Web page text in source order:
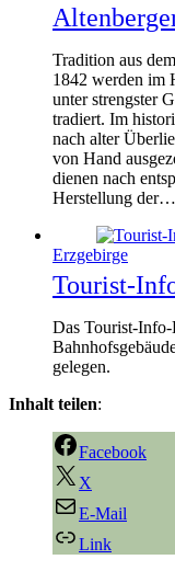
Tradition aus
1842 werden im
unter strengster
tradiert. Im
nach alter
von Hand
dienen nach
Herstellung der…
Erzgebirge
Tourist-
Das Tourist-
gelegen.
Inhalt teilen:
Facebook
X
E-Mail
Link